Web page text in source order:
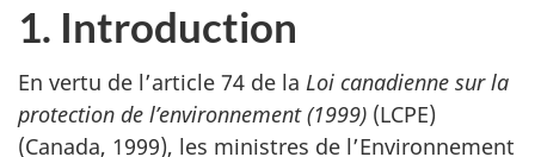
1. Introduction
En vertu de l’article 74 de la Loi canadienne sur la
protection de l’environnement (1999) (LCPE)
(Canada, 1999), les ministres de l’Environnement